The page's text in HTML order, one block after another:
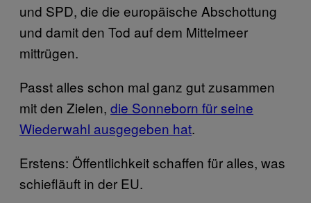
und SPD, die die europäische Abschottung
und damit den Tod auf dem Mittelmeer
mittrügen.
Passt alles schon mal ganz gut zusammen
mit den Zielen, die Sonneborn für seine
Wiederwahl ausgegeben hat.
Erstens: Öffentlichkeit schaffen für alles, was
schiefläuft in der EU.